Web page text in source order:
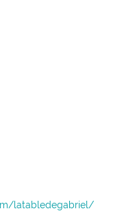
latabledegabriel/